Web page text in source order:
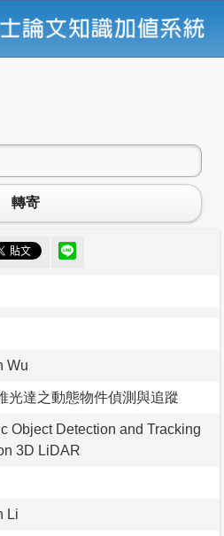
轉寄
Wu
光達之動態物件偵測與追蹤
Object Detection and Tracking
3D LiDAR
Li